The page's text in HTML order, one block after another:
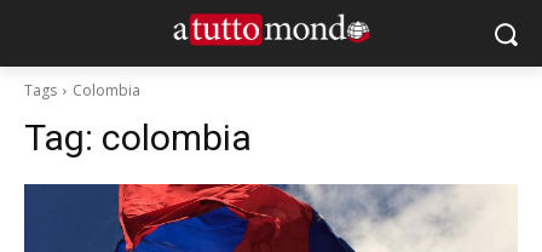
Tags Colombia
Tag: colombia